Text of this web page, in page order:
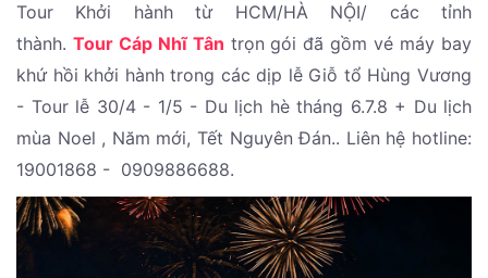
Tour Khởi hành từ HCM/HÀ NỘI/ các tỉnh
thành. Tour Cáp Nhĩ Tân trọn gói đã gồm vé máy bay
khứ hồi khởi hành trong các dịp lễ Giỗ tổ Hùng Vương
- Tour lễ 30/4 - 1/5 - Du lịch hè tháng 6.7.8 + Du lịch
mùa Noel , Năm mới, Tết Nguyên Đán.. Liên hệ hotline:
19001868 - 0909886688.